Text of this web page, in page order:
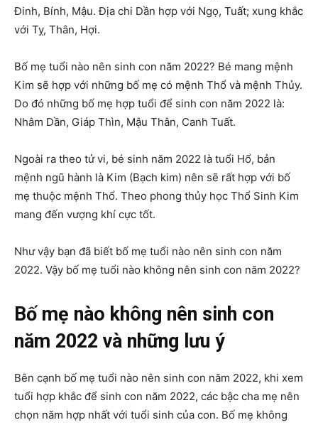
Đinh, Bính, Mậu. Địa chi Dần hợp với Ngọ, Tuất; xung khắc
với Tỵ, Thân, Hợi.
Bố mẹ tuổi nào nên sinh con năm 2022? Bé mang mệnh
Kim sẽ hợp với những bố mẹ có mệnh Thổ và mệnh Thủy.
Do đó những bố mẹ hợp tuổi để sinh con năm 2022 là:
Nhâm Dần, Giáp Thìn, Mậu Thân, Canh Tuất.
Ngoài ra theo tử vi, bé sinh năm 2022 là tuổi Hổ, bản
mệnh ngũ hành là Kim (Bạch kim) nên sẽ rất hợp với bố
mẹ thuộc mệnh Thổ. Theo phong thủy học Thổ Sinh Kim
mang đến vượng khí cực tốt.
Như vậy bạn đã biết bố mẹ tuổi nào nên sinh con năm
2022. Vậy bố mẹ tuổi nào không nên sinh con năm 2022?
Bố mẹ nào không nên sinh con
năm 2022 và những lưu ý
Bên cạnh bố mẹ tuổi nào nên sinh con năm 2022, khi xem
tuổi hợp khắc để sinh con năm 2022, các bậc cha mẹ nên
chọn năm hợp nhất với tuổi sinh của con. Bố mẹ không